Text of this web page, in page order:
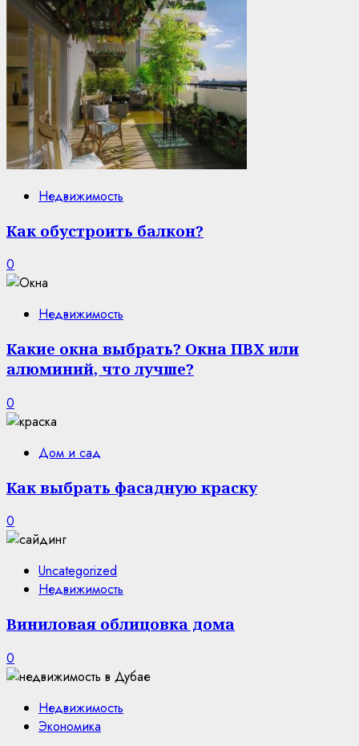
Недвижимость
Как обустроить балкон?
0
Недвижимость
Какие окна выбрать? Окна ПВХ или
алюминий, что лучше?
0
Дом и сад
Как выбрать фасадную краску
0
Uncategorized
Недвижимость
Виниловая облицовка дома
0
Недвижимость
Экономика